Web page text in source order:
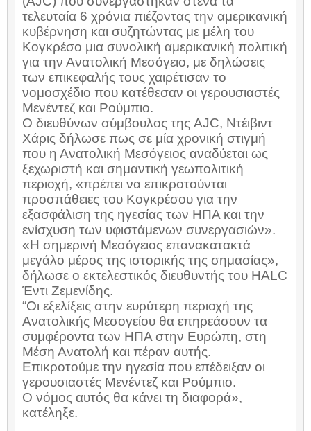
τελευταία 6 χρόνια πιέζοντας την αμερικανική
κυβέρνηση και συζητώντας με μέλη του
Κογκρέσο μια συνολική αμερικανική πολιτική
για την Ανατολική Μεσόγειο, με δηλώσεις
των επικεφαλής τους χαιρέτισαν το
νομοσχέδιο που κατέθεσαν οι γερουσιαστές
Μενέντεζ και Ρούμπιο.
Ο διευθύνων σύμβουλος της AJC, Ντέιβιντ
Χάρις δήλωσε πως σε μία χρονική στιγμή
που η Ανατολική Μεσόγειος αναδύεται ως
ξεχωριστή και σημαντική γεωπολιτική
περιοχή, «πρέπει να επικροτούνται
προσπάθειες του Κογκρέσου για την
εξασφάλιση της ηγεσίας των ΗΠΑ και την
ενίσχυση των υφιστάμενων συνεργασιών».
«Η σημερινή Μεσόγειος επανακατακτά
μεγάλο μέρος της ιστορικής της σημασίας»,
δήλωσε ο εκτελεστικός διευθυντής του HALC
Έντι Ζεμενίδης.
“Οι εξελίξεις στην ευρύτερη περιοχή της
Ανατολικής Μεσογείου θα επηρεάσουν τα
συμφέροντα των ΗΠΑ στην Ευρώπη, στη
Μέση Ανατολή και πέραν αυτής.
Επικροτούμε την ηγεσία που επέδειξαν οι
γερουσιαστές Μενέντεζ και Ρούμπιο.
Ο νόμος αυτός θα κάνει τη διαφορά»,
κατέληξε.